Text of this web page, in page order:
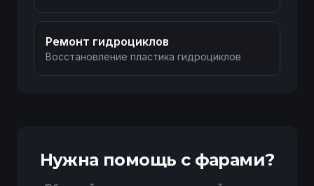
Ремонт гидроциклов
Восстановление пластика гидроциклов
Нужна помощь с фарами?